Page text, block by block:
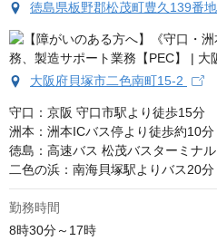
徳島県板野郡松茂町豊久139番
大阪府貝塚市二色南町15-2
守口：京阪 守口市駅より徒歩15分
洲本：洲本ICバス停より徒歩約10分
徳島：高速バス 松茂バスターミナ
二色の浜：南海貝塚駅よりバス20分
勤務時間
8時30分～17時